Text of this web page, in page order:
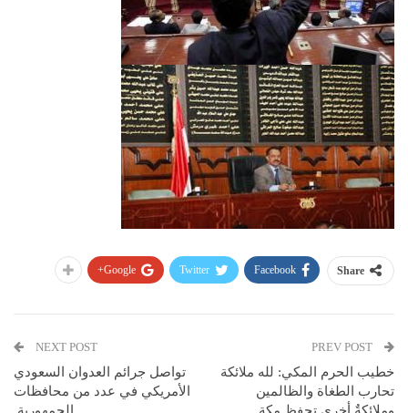
Share
Facebook
Twitter
Google+
خطيب الحرم المكي: لله ملائكة
تحارب الطغاة والظالمين
NEXT POST
تواصل جرائم العدوان السعودي
الأمريكي في عدد من محافظات